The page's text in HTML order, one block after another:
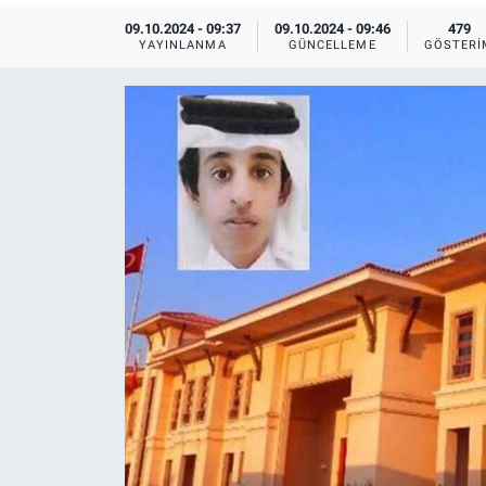
09.10.2024 - 09:37
YAYINLANMA
09.10.2024 - 09:46
GÜNCELLEME
479
Ege'den Esintiler
Gerçeğin İzinde
Gün Başlıyor
Gün Bitiyor
Gün Ortası
İletişim